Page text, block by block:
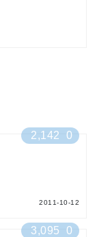
2,142
0
2011-10-12
3,095 0